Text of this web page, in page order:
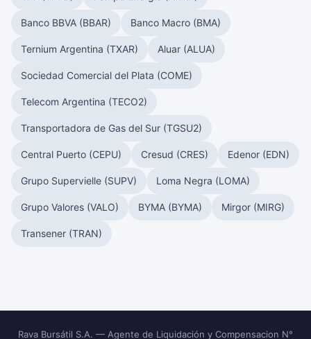
Banco BBVA (BBAR) Banco Macro (BMA)
Ternium Argentina (TXAR) Aluar (ALUA)
Sociedad Comercial del Plata (COME)
Telecom Argentina (TECO2)
Transportadora de Gas del Sur (TGSU2)
Central Puerto (CEPU) Cresud (CRES) Edenor (EDN)
Grupo Supervielle (SUPV) Loma Negra (LOMA)
Grupo Valores (VALO) BYMA (BYMA) Mirgor (MIRG)
Transener (TRAN)
Rava Bursátil S.A. — Agente de Liquidación y Compensacion N°